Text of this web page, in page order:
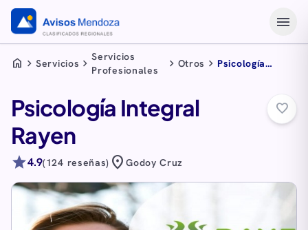
menu
home chevron_right Servicios chevron_rightServicios
Profesionales
chevron_right Otros chevron_right Psicología
Psicología Integral
Rayen
star4.9(124 reseñas) location_onGodoy Cruz
favorite_border